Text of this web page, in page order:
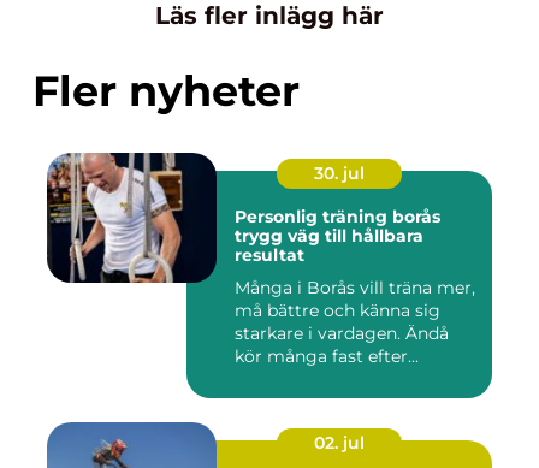
Läs fler inlägg här
Fler nyheter
30. jul
Personlig träning borås
trygg väg till hållbara
resultat
Många i Borås vill träna mer,
må bättre och känna sig
starkare i vardagen. Ändå
kör många fast efter...
02. jul